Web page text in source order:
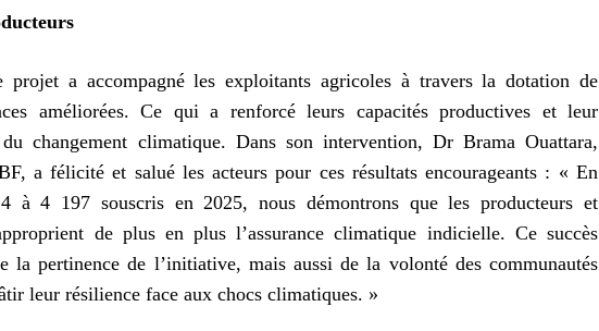
projet a accompagné les exploitants agricoles à travers la dotation de
améliorées. Ce qui a renforcé leurs capacités productives et leur
changement climatique. Dans son intervention, Dr Brama Ouattara,
a félicité et salué les acteurs pour ces résultats encourageants : « En
à 4 197 souscris en 2025, nous démontrons que les producteurs et
de plus en plus l’assurance climatique indicielle. Ce succès
la pertinence de l’initiative, mais aussi de la volonté des communautés
leur résilience face aux chocs climatiques. »